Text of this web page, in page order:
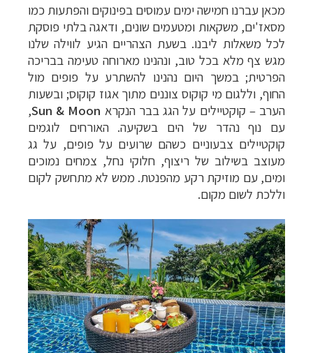
מכאן עברנו חמישה ימים עמוסים בפינוקים והפתעות כמו
מסאז'ים, משקאות ומטעמים שונים, ודאגה בלתי פוסקת
לכל משאלות ליבנו. בשעת הצהריים הגיע לווילה שלנו
מגש צף מלא בכל טוב, ונהנינו מארוחה טעימה בבריכה
הפרטית; במשך היום נהנינו להשתרע על פופים מול
החוף, וללגום מי קוקוס צוננים מתוך אגוז קוקוס; ובשעות
הערב – קוקטיילים על הגג בבר הנקרא Sun & Moon
,
עם נוף נהדר של הים בשקיעה. האורחים לוגמים
קוקטיילים צבעוניים כשהם שרועים על פופים, על גג
מעוצב בשילוב של ריצוף, חלוקי נחל, צמחים נמוכים
ומים, עם מוזיקת רקע מהפנטת. ממש לא מתחשק לקום
וללכת לשום מקום.